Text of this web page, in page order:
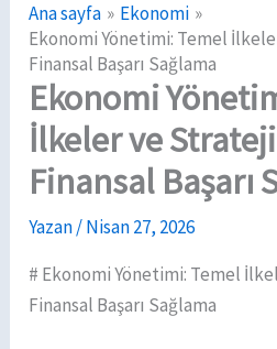
Ana sayfa
Ekonomi
Ekonomi Yönetimi: Temel
Finansal Başarı Sağlama
Ekonomi
İlkeler ve
Finansal Başarı
Yazan/Nisan 27, 2026
# Ekonomi Yönetimi: Temel
Finansal Başarı Sağlama